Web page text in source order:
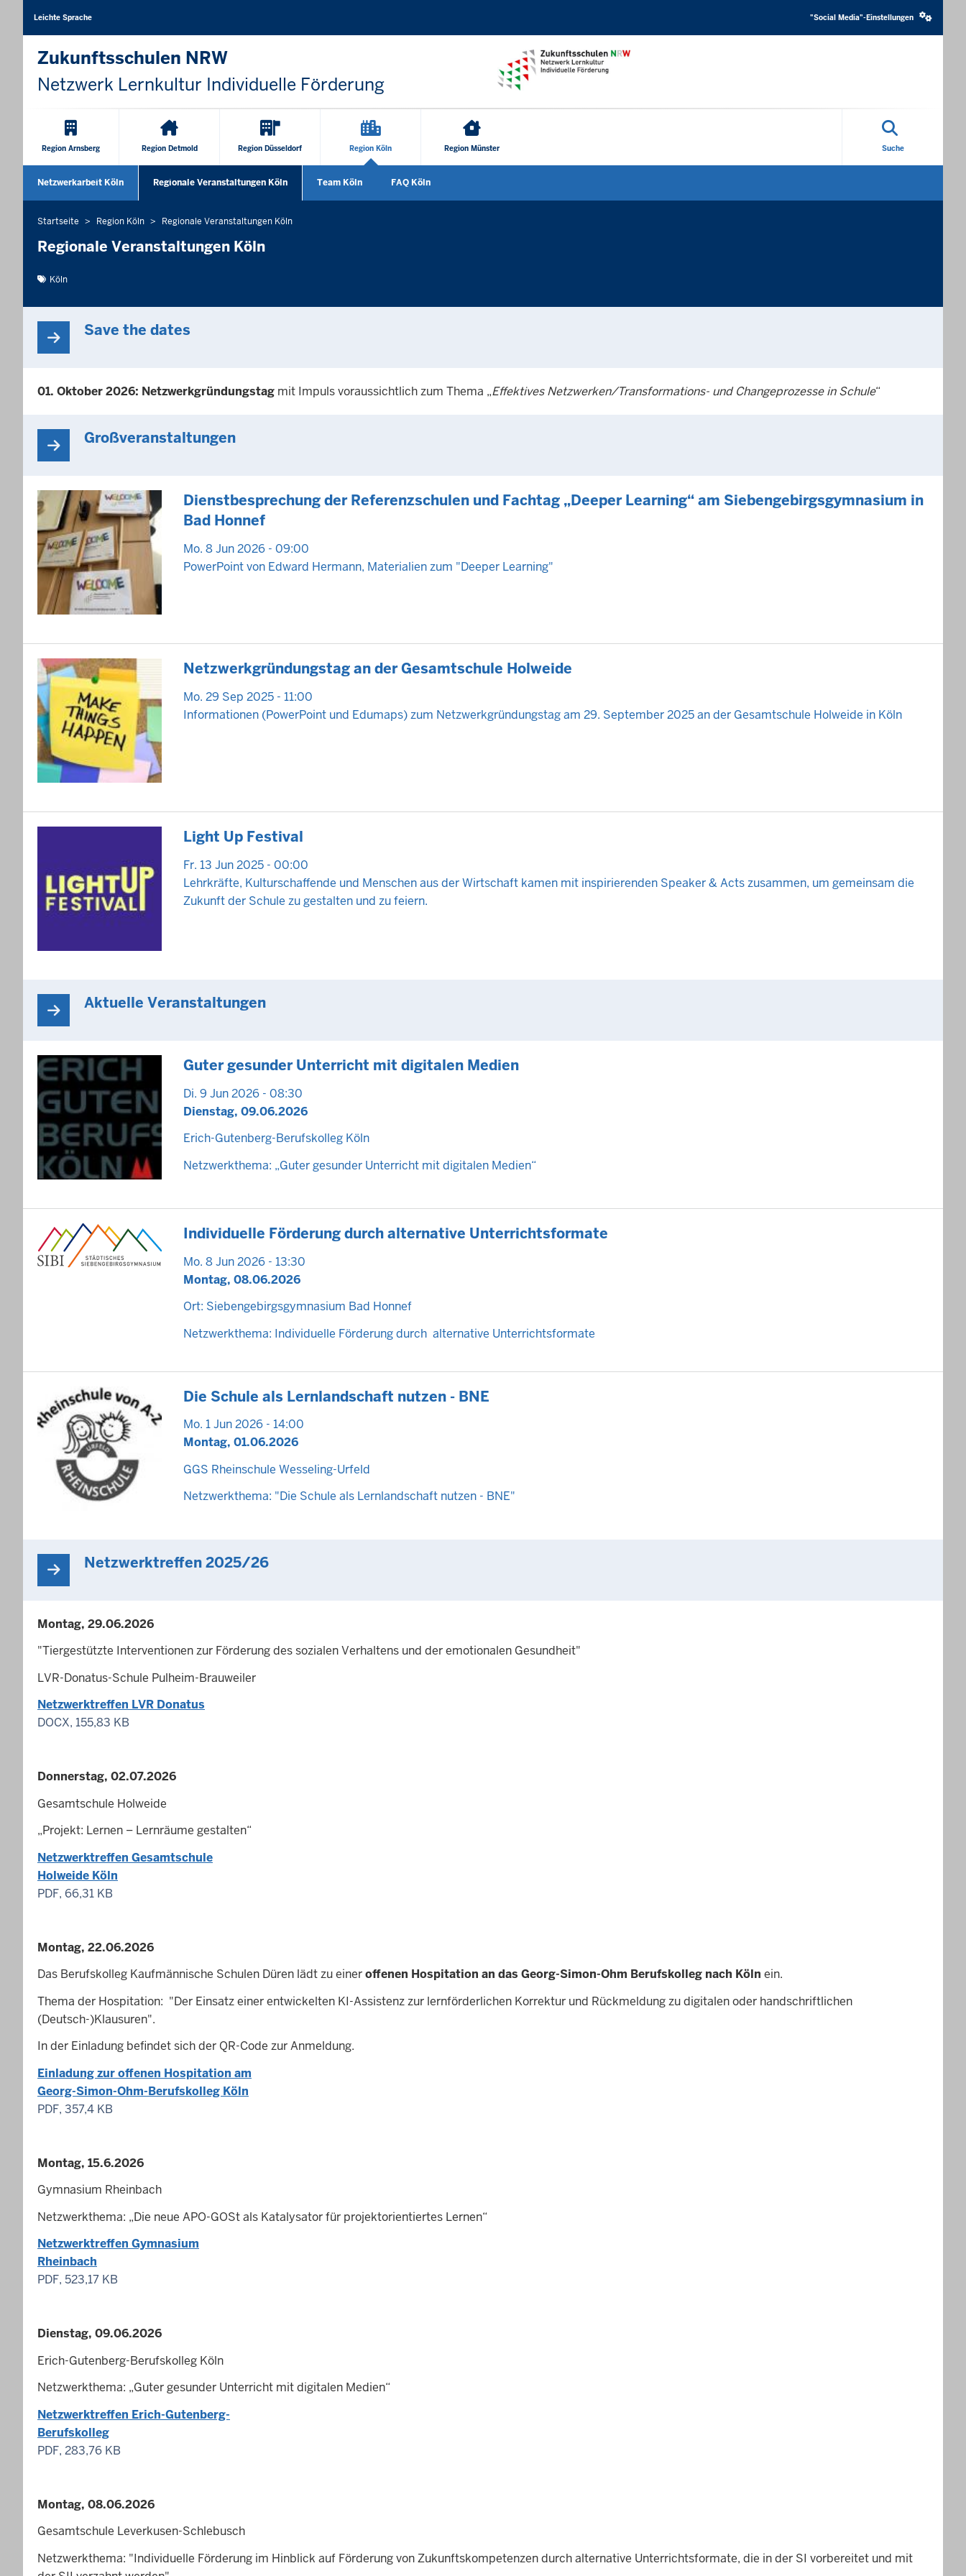
Sprachen
Leichte Sprache
media
"Social Media"-Einstellungen
Zukunftsschulen NRW
Netzwerk Lernkultur Individuelle Förderung
Hauptnavigation
Region Arnsberg Region Detmold Region Düsseldorf Region Köln Region Münster Suche
Netzwerkarbeit Köln Regionale Veranstaltungen Köln Team Köln FAQ Köln
Sie
befinden
hier
Startseite Region Köln Regionale Veranstaltungen Köln
Regionale Veranstaltungen Köln
Köln
Save the dates
01. Oktober 2026: Netzwerkgründungstag mit Impuls voraussichtlich zum Thema „Effektives Netzwerken/Transformations- und Changeprozesse in Schule“
Großveranstaltungen
Dienstbesprechung der Referenzschulen und Fachtag „Deeper Learning“ am Siebengebirgsgymnasium in
Bad Honnef
Mo. 8 Jun 2026 - 09:00
PowerPoint von Edward Hermann, Materialien zum "Deeper Learning"
Netzwerkgründungstag an der Gesamtschule Holweide
Mo. 29 Sep 2025 - 11:00
Informationen (PowerPoint und Edumaps)zum Netzwerkgründungstag am29. September 2025 an der Gesamtschule Holweide in Köln
Light Up Festival
Fr. 13 Jun 2025 - 00:00
Lehrkräfte, Kulturschaffende und Menschen aus der Wirtschaft kamen mit inspirierenden Speaker & Actszusammen, um gemeinsam die
Zukunft der Schule zu gestalten und zu feiern.
Aktuelle Veranstaltungen
Guter gesunder Unterricht mit digitalen Medien
Di. 9 Jun 2026 - 08:30
Dienstag, 09.06.2026
Erich-Gutenberg-Berufskolleg Köln
Netzwerkthema: „Guter gesunder Unterricht mit digitalen Medien“
Individuelle Förderung durch alternative Unterrichtsformate
Mo. 8 Jun 2026 - 13:30
Montag, 08.06.2026
Ort: Siebengebirgsgymnasium Bad Honnef
Netzwerkthema: Individuelle Förderung durch alternative Unterrichtsformate
Die Schule als Lernlandschaft nutzen - BNE
Mo. 1 Jun 2026 - 14:00
Montag, 01.06.2026
GGS Rheinschule Wesseling-Urfeld
Netzwerkthema: "Die Schule als Lernlandschaft nutzen - BNE"
Netzwerktreffen 2025/26
Montag, 29.06.2026
"Tiergestützte Interventionen zur Förderung des sozialen Verhaltens und der emotionalen Gesundheit"
LVR-Donatus-Schule Pulheim-Brauweiler
Netzwerktreffen LVR Donatus
DOCX, 155,83 KB
Donnerstag, 02.07.2026
Gesamtschule Holweide
„Projekt: Lernen – Lernräume gestalten“
Netzwerktreffen Gesamtschule
Holweide Köln
PDF, 66,31 KB
Montag, 22.06.2026
Das Berufskolleg Kaufmännische Schulen Düren lädt zu eineroffenen Hospitation an das Georg-Simon-Ohm Berufskolleg nach Köln ein.
Thema der Hospitation: "Der Einsatz einer entwickelten KI-Assistenz zur lernförderlichen Korrektur und Rückmeldung zu digitalen oder handschriftlichen
(Deutsch-)Klausuren".
In der Einladung befindet sich der QR-Code zur Anmeldung.
Einladung zur offenen Hospitation am
Georg-Simon-Ohm-Berufskolleg Köln
PDF, 357,4 KB
Montag, 15.6.2026
Gymnasium Rheinbach
Netzwerkthema: „Die neue APO-GOSt als Katalysator für projektorientiertes Lernen“
Netzwerktreffen Gymnasium
Rheinbach
PDF, 523,17 KB
Dienstag, 09.06.2026
Erich-Gutenberg-Berufskolleg Köln
Netzwerkthema: „Guter gesunder Unterricht mit digitalen Medien“
Netzwerktreffen Erich-Gutenberg-
Berufskolleg
PDF, 283,76 KB
Montag, 08.06.2026
Gesamtschule Leverkusen-Schlebusch
Netzwerkthema: "Individuelle Förderung im Hinblick auf Förderung von Zukunftskompetenzen durch alternative Unterrichtsformate, die in der SI vorbereitet und mit